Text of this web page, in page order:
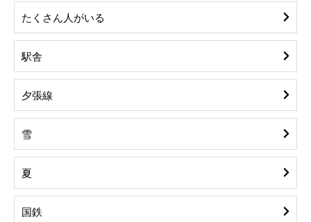
たくさん人がいる
駅舎
夕張線
雪
夏
国鉄